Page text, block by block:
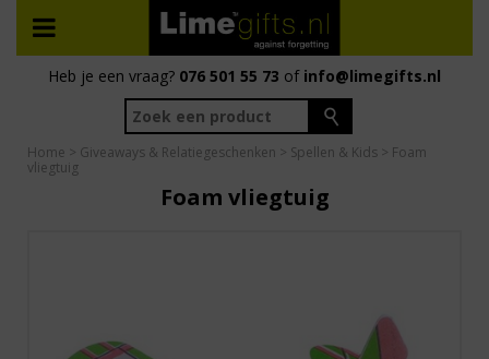
Heb je een vraag? 076 501 55 73 of info@limegifts.nl
Home > Giveaways & Relatiegeschenken > Spellen & Kids > Foam
vliegtuig
Foam vliegtuig